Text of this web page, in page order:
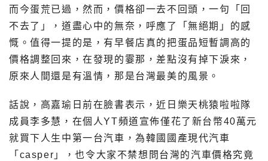
而今蛋荒已過，然而，價格卻一去不回頭，一句「回
不去了」，道盡心中的無奈，呼應了「無絕期」的感
慨。值得一提的是，有早餐店真的把蛋品短暫調高的
價格調整回來，在發現的霎那，差點沒有掉下淚來，
原來人間還是有溫情，那是台灣最美的風景。
話說，高嘉瑜日前在臉書表示，近日樂天桃猿啦啦隊
成員李多慧，在個人YT頻道宣佈僅花了新台幣40萬元
就買下人生中第一台汽車，為韓國國產現代汽車
「casper」，也令大家不禁想問台灣的汽車價格究竟